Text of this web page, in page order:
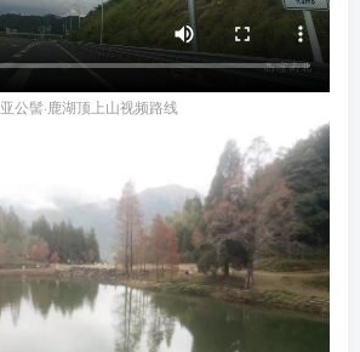
亚公髻·鹿湖顶上山视频路线